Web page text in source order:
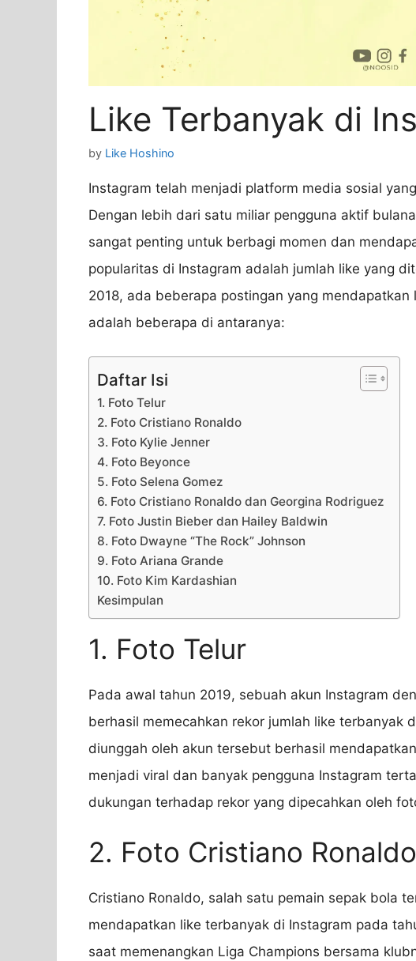
Like Terbanyak di
by Like Hoshino
Instagram telah menjadi platform media sosial
Dengan lebih dari satu miliar pengguna aktif
sangat penting untuk berbagi momen dan
popularitas di Instagram adalah jumlah like yang
2018, ada beberapa postingan yang
adalah beberapa di antaranya:
Daftar Isi
1. Foto Telur
2. Foto Cristiano Ronaldo
3. Foto Kylie Jenner
4. Foto Beyonce
5. Foto Selena Gomez
6. Foto Cristiano Ronaldo dan Georgina Rodriguez
7. Foto Justin Bieber dan Hailey Baldwin
8. Foto Dwayne “The Rock” Johnson
9. Foto Ariana Grande
10. Foto Kim Kardashian
Kesimpulan
1. Foto Telur
Pada awal tahun 2019, sebuah akun Instagram
berhasil memecahkan rekor jumlah like terbanyak
diunggah oleh akun tersebut berhasil
menjadi viral dan banyak pengguna Instagram
dukungan terhadap rekor yang dipecahkan oleh
2. Foto Cristiano Ronaldo
Cristiano Ronaldo, salah satu pemain sepak bola
mendapatkan like terbanyak di Instagram pada
saat memenangkan Liga Champions bersama